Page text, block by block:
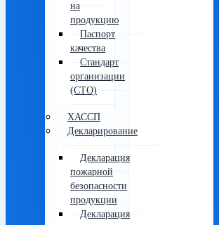
на
продукцию
Паспорт
качества
Стандарт
организации
(СТО)
ХАССП
Декларирование
Декларация
пожарной
безопасности
продукции
Декларация